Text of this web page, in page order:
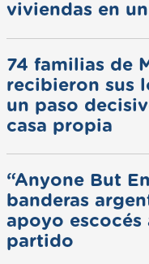
viviendas en
74 familias de
recibieron sus
un paso
casa propia
“Anyone But
banderas
apoyo escocés
partido